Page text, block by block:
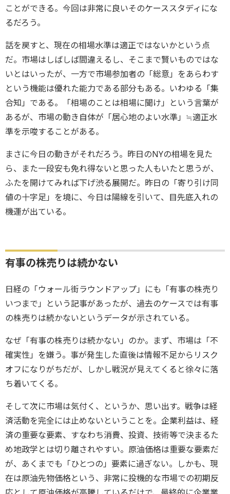
ことができる。今回は非常に良いそのケーススタディにな
るだろう。
話を戻すと、現在の相場水準は適正ではないかという点
だ。市場はしばしば間違えるし、そこまで賢いものではな
いとはいったが、一方で市場参加者の「総意」をあらわす
という機能は優れた能力である部分もある。いわゆる「集
合知」である。「相場のことは相場に聞け」という言葉が
あるが、市場の動き自体が「居心地のよい水準」≒適正水
準を示唆することがある。
まさに今日の動きがそれだろう。昨日のNYの相場を見た
ら、また一段安も免れ得ないと思った人もいたと思うが、
ふたを開けてみれば下げ渋る展開だ。昨日の「寄り引け同
値の十字足」を境に、今日は陽線を引いて、目先底入れの
機運が出ている。
有事の株売りは続かない
日経の「ウォール街ラウンドアップ」にも「有事の株売り
いつまで」という記事があったが、過去のケースでは有事
の株売りは続かないというデータが示されている。
なぜ「有事の株売りは続かない」のか。まず、市場は「不
確実性」を嫌う。事が発生した直後は情報不足からリスク
オフになりがちだが、しかし戦況が見えてくると徐々に落
ち着いてくる。
そして次に市場は気付く、というか、思い出す。戦争は経
済活動を完全には止めないということを。企業利益は、経
済の重要な要素、すなわち消費、投資、技術等で決まるた
め地政学とは切り離されやすい。原油価格は重要な要素だ
が、あくまでも「ひとつの」要素に過ぎない。しかも、現
在は原油先物価格という、非常に投機的な市場での初期反